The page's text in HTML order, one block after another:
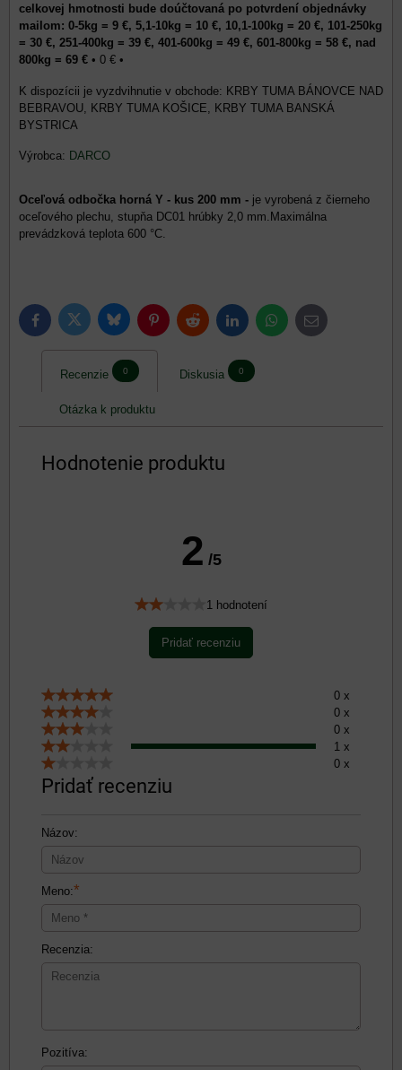
celkovej hmotnosti bude doúčtovaná po potvrdení objednávky
mailom: 0-5kg = 9 €, 5,1-10kg = 10 €, 10,1-100kg = 20 €, 101-250kg
= 30 €, 251-400kg = 39 €, 401-600kg = 49 €, 601-800kg = 58 €, nad
800kg = 69 € • 0 € •
KRBY TUMA BÁNOVCE NAD
BEBRAVOU, KRBY TUMA KOŠICE, KRBY TUMA BANSKÁ
BYSTRICA
Výrobca: DARCO
Oceľová odbočka horná Y - kus 200 mm - je vyrobená z čierneho
oceľového plechu, stupňa DC01 hrúbky 2,0 mm.Maximálna
prevádzková teplota 600 °C.
FacebookTwitter BlueskyPinterestReddit LinkedInWhatsApp
E-
mail
Recenzie 0 Diskusia 0
Otázka k produktu
Hodnotenie produktu
2 /5
1 hodnotení
Pridať recenziu
0 x
0 x
0 x
1 x
0 x
Pridať recenziu
Názov:
Meno:*
Recenzia:
Pozitíva: